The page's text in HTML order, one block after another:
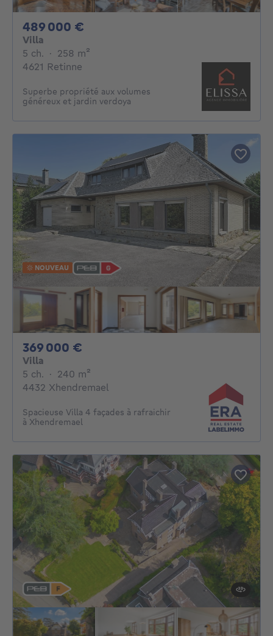
489 000 €
Villa
5 ch. 5 chambres
· 258 m²
4621 Retinne
Superbe propriété aux volumes
généreux et jardin verdoya
NOUVEAU
369 000 €
Villa
5 ch. 5 chambres
· 240 m²
4432 Xhendremael
Spacieuse Villa 4 façades à rafraichir
à Xhendremael